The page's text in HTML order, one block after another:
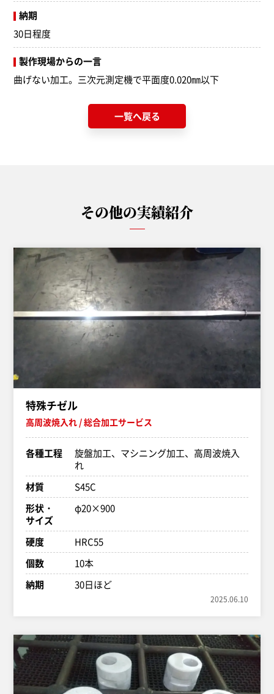
納期
30日程度
製作現場からの一言
曲げない加工。三次元測定機で平面度0.020㎜以下
一覧へ戻る
その他の実績紹介
特殊チゼル
高周波焼入れ 総合加工サービス
各種工程
旋盤加工、マシニング加工、高周波焼入
れ
材質
S45C
形状・
サイズ
φ20×900
硬度
HRC55
個数
10本
納期
30日ほど
2025.06.10